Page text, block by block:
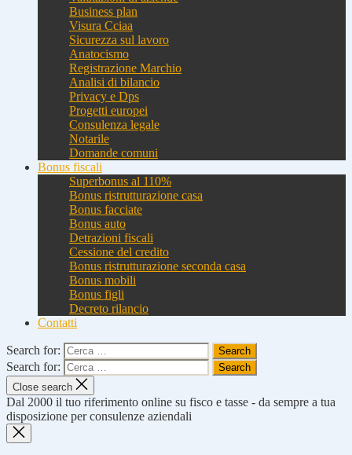
Business plan
Visura Cciaa
Sicurezza sul lavoro
Anatocismo
Registrazione Marchio
Analisi di bilancio
Privacy e Dps
Progetti europei
Consulenza legale
Notarile
Domande comuni
Bonus fiscali
Superbonus al 110%
Bonus ristrutturazione casa
Bonus facciate
Bonus auto
Detrazioni fiscali
Cessione del credito
Bonus ristrutturazione seconda casa
Bonus mobili
Bonus figli
Decreto rilancio
Contatti
Search for:
Search for:
Close search
Dal 2000 il tuo riferimento online su fisco e tasse - da sempre a tua
disposizione per consulenze aziendali